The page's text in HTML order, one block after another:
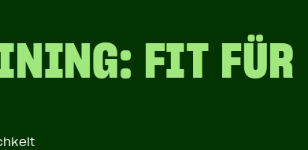
FIT FÜR